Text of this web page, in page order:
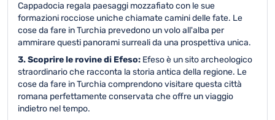
Cappadocia regala paesaggi mozzafiato con le sue
formazioni rocciose uniche chiamate camini delle fate. Le
cose da fare in Turchia prevedono un volo all'alba per
ammirare questi panorami surreali da una prospettiva unica.
3. Scoprire le rovine di Efeso: Efeso è un sito archeologico
straordinario che racconta la storia antica della regione. Le
cose da fare in Turchia comprendono visitare questa città
romana perfettamente conservata che offre un viaggio
indietro nel tempo.